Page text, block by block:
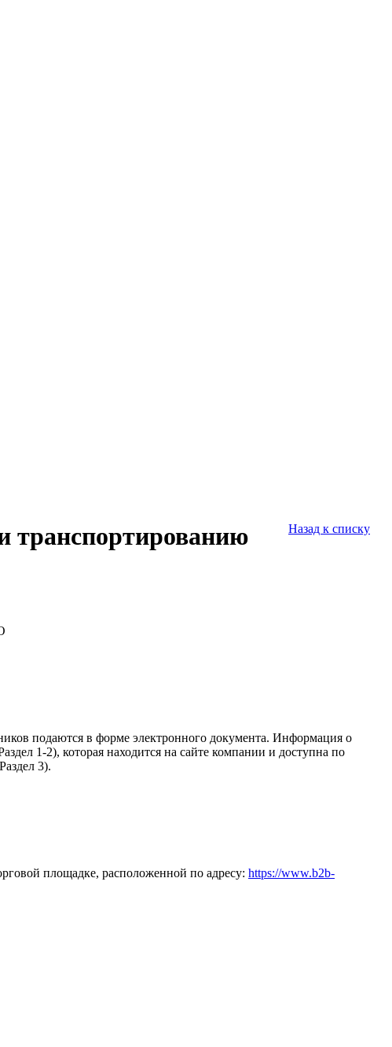
Назад к списку
транспортированию
подаются в форме электронного документа. Информация о
1-2), которая находится на сайте компании и доступна по
3).
площадке, расположенной по адресу: https://www.b2b-